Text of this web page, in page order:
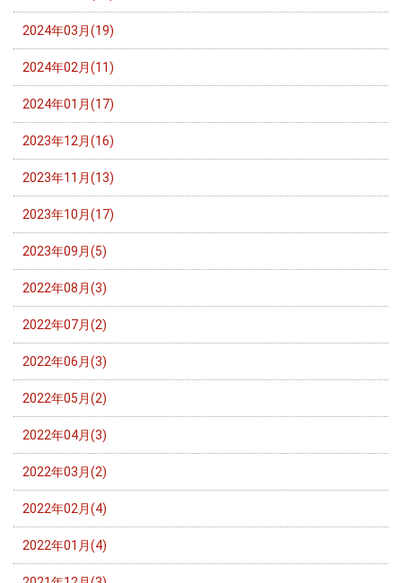
2024年03月(19)
2024年02月(11)
2024年01月(17)
2023年12月(16)
2023年11月(13)
2023年10月(17)
2023年09月(5)
2022年08月(3)
2022年07月(2)
2022年06月(3)
2022年05月(2)
2022年04月(3)
2022年03月(2)
2022年02月(4)
2022年01月(4)